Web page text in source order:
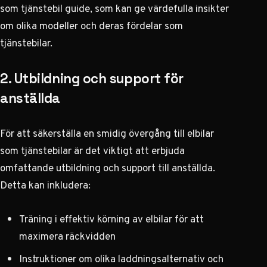
som tjänstebil guide, som kan ge värdefulla insikter
om olika modeller och deras fördelar som
tjänstebilar.
2. Utbildning och support för
anställda
För att säkerställa en smidig övergång till elbilar
som tjänstebilar är det viktigt att erbjuda
omfattande utbildning och support till anställda.
Detta kan inkludera:
Träning i effektiv körning av elbilar för att
maximera räckvidden
Instruktioner om olika laddningsalternativ och